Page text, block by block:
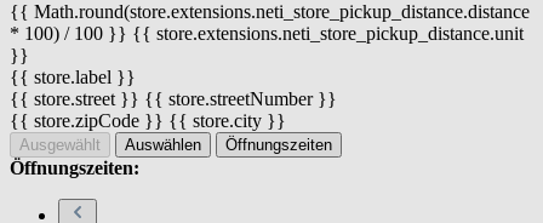
{{ Math.round(store.extensions.neti_store_pickup_distance.distance
* 100) / 100 }} {{ store.extensions.neti_store_pickup_distance.unit
}}
{{ store.label }}
{{ store.street }} {{ store.streetNumber }}
{{ store.zipCode }} {{ store.city }}
Ausgewählt Auswählen Öffnungszeiten
Öffnungszeiten: